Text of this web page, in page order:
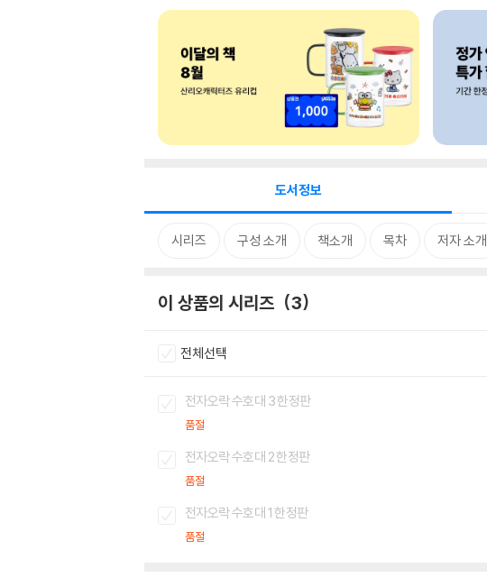
도서정보
시리즈 구성 소개 책소개 목차 저자 소개
이 상품의 시리즈 3
전체선택
전자오락 수호대 3 한정판
품절
전자오락 수호대 2 한정판
품절
전자오락 수호대 1 한정판
품절